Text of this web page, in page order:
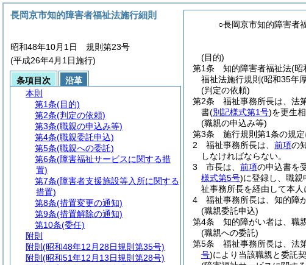
○長岡京市知的障害者
(目的)
第1条
知的障害者福祉法(昭
福祉法施行規則 (昭和35年
(判定の依頼)
第2条
福祉事務所長は、法
書(別記様式第1号)を更生
(職親の申込み等)
第3条
施行規則第1条の規
2
福祉事務所長は、 前項の
しなければならない。
3
市長は、 前項の申込書を
様式第5号)に登録し、職
祉事務所長を経由して本人
4
福祉事務所長は、知的障
(職親委託申込)
第4条
知的障がい者は、職
(職親への委託)
第5条
福祉事務所長は、法
号)により当該職親と委託
長岡京市知的障害者福祉法施行細則
昭和48年10月1日 規則第23号
(平成26年4月1日施行)
条項目次
沿革
本則
第1条(目的)
第2条(判定の依頼)
第3条(職親の申込み等)
第4条(職親委託申込)
第5条(職親への委託)
第6条(障害福祉サービスに関する措
置)
第7条(障害者支援施設等入所に関する
措置)
第8条(措置変更の通知)
第9条(措置解除の通知)
第10条(委任)
附則
附則 (昭和48年12月28日規則第35号)
附則 (昭和51年12月13日規則第28号)